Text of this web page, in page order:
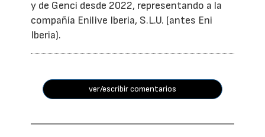
y de Genci desde 2022, representando a la
compañía Enilive Iberia, S.L.U. (antes Eni
Iberia).
ver/escribir comentarios